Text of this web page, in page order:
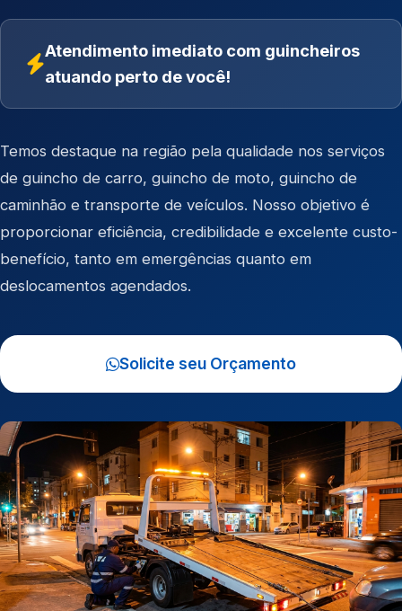
Atendimento imediato com guincheiros
atuando perto de você!
Temos destaque na região pela qualidade nos serviços
de guincho de carro, guincho de moto, guincho de
caminhão e transporte de veículos. Nosso objetivo é
proporcionar eficiência, credibilidade e excelente custo-
benefício, tanto em emergências quanto em
deslocamentos agendados.
Solicite seu Orçamento